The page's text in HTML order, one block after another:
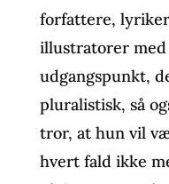
forfattere,
illustratorer
udgangspunkt,
pluralistisk, så
tror, at hun vil
hvert fald ikke